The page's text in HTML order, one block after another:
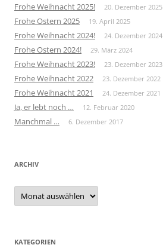
Frohe Weihnacht 2025! 20. Dezember 2025
Frohe Ostern 2025 19. April 2025
Frohe Weihnacht 2024! 24. Dezember 2024
Frohe Ostern 2024! 29. März 2024
Frohe Weihnacht 2023! 23. Dezember 2023
Frohe Weihnacht 2022 23. Dezember 2022
Frohe Weihnacht 2021 24. Dezember 2021
Ja, er lebt noch … 12. Februar 2020
Manchmal … 6. Dezember 2017
ARCHIV
Archiv
KATEGORIEN